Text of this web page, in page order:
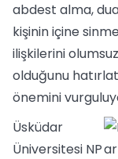
abdest alma,
kişinin içine
ilişkilerini
olduğunu
önemini
Üsküdar
Üniversitesi NP